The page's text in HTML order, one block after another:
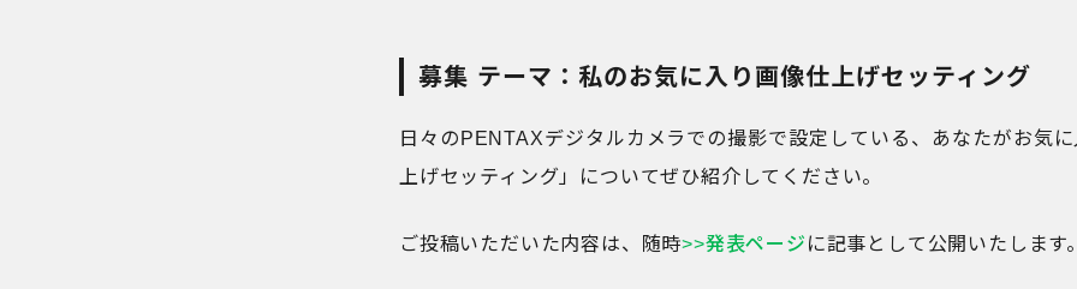
募集 テーマ：私のお気に入り画像仕上げセッティング
日々のPENTAXデジタルカメラでの撮影で設定している、あなたがお気
上げセッティング」についてぜひ紹介してください。
ご投稿いただいた内容は、随時>>発表ページ に記事として公開いたします